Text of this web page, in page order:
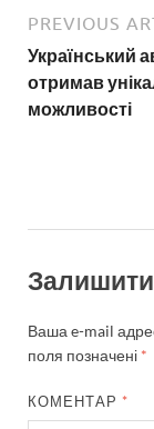
PREVIOUS
Український
отримав
можливості
Залишити
Ваша e-mail
поля позначені *
КОМЕНТАР *